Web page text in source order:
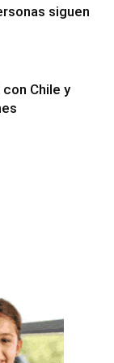
siguen
Chile y